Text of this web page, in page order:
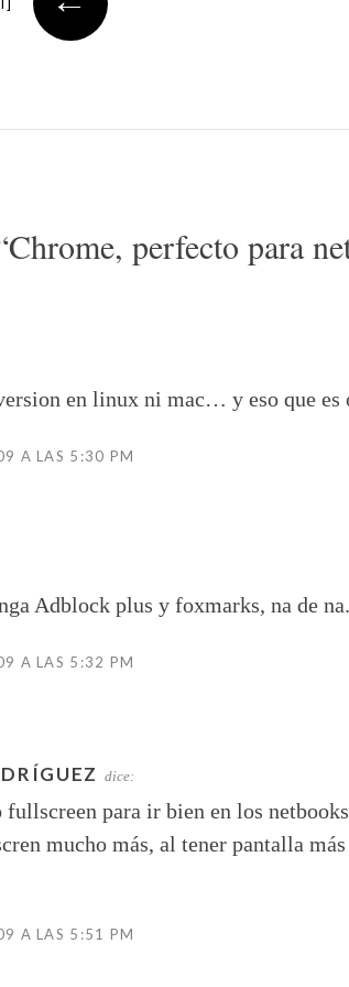
Chrome, perfecto para
en linux ni mac… y eso que
A LAS 5:30 PM
Adblock plus y foxmarks, na de na.
A LAS 5:32 PM
dice:
para ir bien en los
mucho más, al tener pantalla más
A LAS 5:51 PM